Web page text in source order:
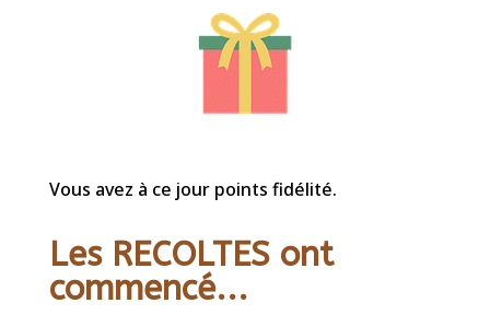
Vous avez à ce jour points fidélité.
Les RECOLTES ont
commencé...